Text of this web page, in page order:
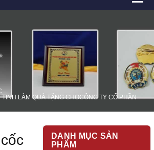
LÀM QUÀ TẶNG CHOCÔNG TY CỔ PHẦN
DANH MỤC SẢN
PHẨM